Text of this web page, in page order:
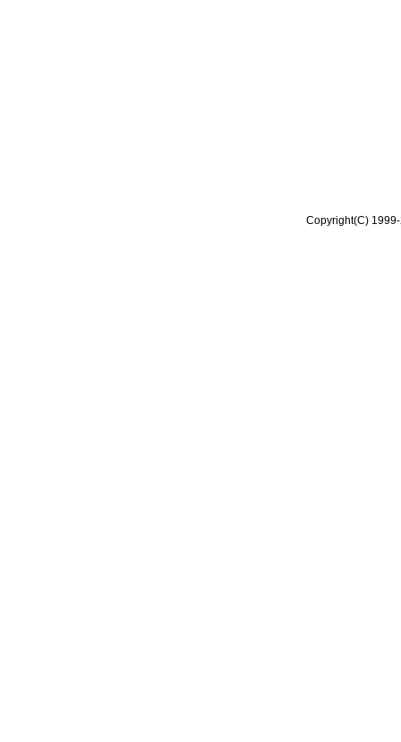
Copyright(C)